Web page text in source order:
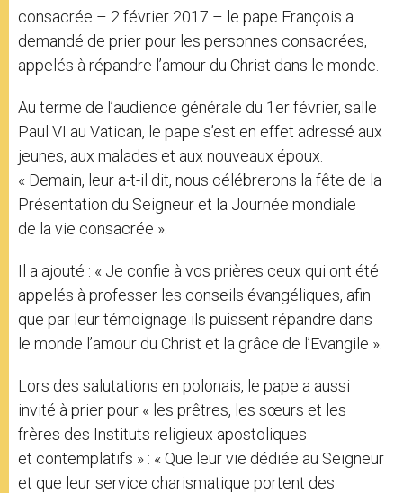
consacrée – 2 février 2017 – le pape François a
demandé de prier pour les personnes consacrées,
appelés à répandre l’amour du Christ dans le monde.
Au terme de l’audience générale du 1er février, salle
Paul VI au Vatican, le pape s’est en effet adressé aux
jeunes, aux malades et aux nouveaux époux.
« Demain, leur a-t-il dit, nous célébrerons la fête de la
Présentation du Seigneur et la Journée mondiale
de la vie consacrée ».
Il a ajouté : « Je confie à vos prières ceux qui ont été
appelés à professer les conseils évangéliques, afin
que par leur témoignage ils puissent répandre dans
le monde l’amour du Christ et la grâce de l’Evangile ».
Lors des salutations en polonais, le pape a aussi
invité à prier pour « les prêtres, les sœurs et les
frères des Instituts religieux apostoliques
et contemplatifs » : « Que leur vie dédiée au Seigneur
et que leur service charismatique portent des